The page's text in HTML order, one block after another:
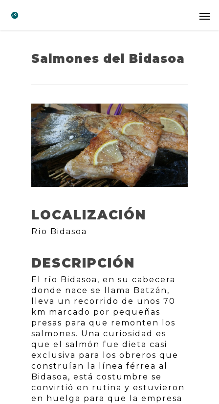
Salmones del Bidasoa
LOCALIZACIÓN
Río Bidasoa
DESCRIPCIÓN
El río Bidasoa, en su cabecera
donde nace se llama Batzán,
lleva un recorrido de unos 70
km marcado por pequeñas
presas para que remonten los
salmones. Una curiosidad es
que el salmón fue dieta casi
exclusiva para los obreros que
construían la línea férrea al
Bidasoa, está costumbre se
convirtió en rutina y estuvieron
en huelga para que la empresa